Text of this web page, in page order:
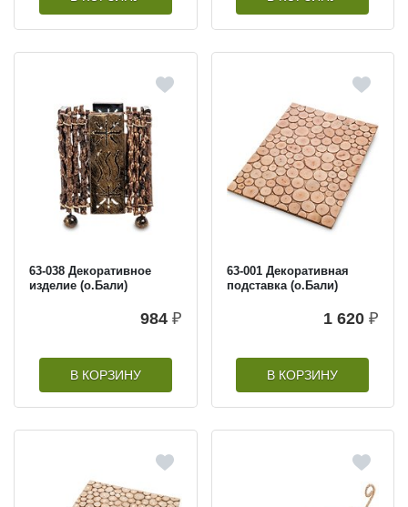
63-038 Декоративное
изделие (о.Бали)
984 ₽
В КОРЗИНУ
63-001 Декоративная
подставка (о.Бали)
1 620 ₽
В КОРЗИНУ